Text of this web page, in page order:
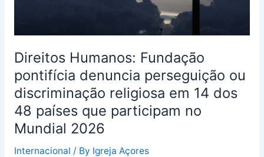
Direitos Humanos: Fundação
pontifícia denuncia perseguição ou
discriminação religiosa em 14 dos
48 países que participam no
Mundial 2026
Internacional / By Igreja Açores
48
países
que
participam
no
Mundial
2026